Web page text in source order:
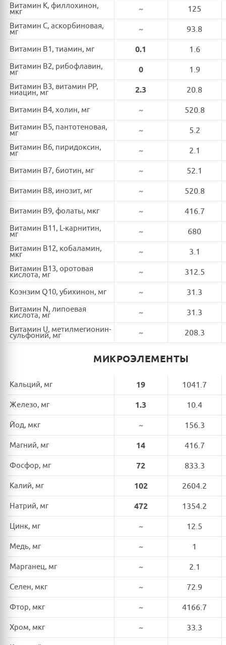
Витамин K, филлохинон,
мкг ~ 125
Витамин C, аскорбиновая,
мг ~ 93.8
Витамин B1, тиамин, мг 0.1 1.6
Витамин B2, рибофлавин,
мг 0 1.9
Витамин B3, витамин PP,
ниацин, мг 2.3 20.8
Витамин B4, холин, мг ~ 520.8
Витамин B5, пантотеновая,
мг ~ 5.2
Витамин B6, пиридоксин,
мг ~ 2.1
Витамин B7, биотин, мг ~ 52.1
Витамин B8, инозит, мг ~ 520.8
Витамин B9, фолаты, мкг ~ 416.7
Витамин B11, L-карнитин,
мг ~ 680
Витамин B12, кобаламин,
мкг ~ 3.1
Витамин B13, оротовая
кислота, мг ~ 312.5
Коэнзим Q10, убихинон, мг ~ 31.3
Витамин N, липоевая
кислота, мг ~ 31.3
Витамин U, метилмегионин-
сульфоний, мг ~ 208.3
МИКРОЭЛЕМЕНТЫ
Кальций, мг 19 1041.7
Железо, мг 1.3 10.4
Йод, мкг ~ 156.3
Магний, мг 14 416.7
Фосфор, мг 72 833.3
Калий, мг 102 2604.2
Натрий, мг 472 1354.2
Цинк, мг ~ 12.5
Медь, мг ~ 1
Марганец, мг ~ 2.1
Селен, мкг ~ 72.9
Фтор, мкг ~ 4166.7
Хром, мкг ~ 33.3